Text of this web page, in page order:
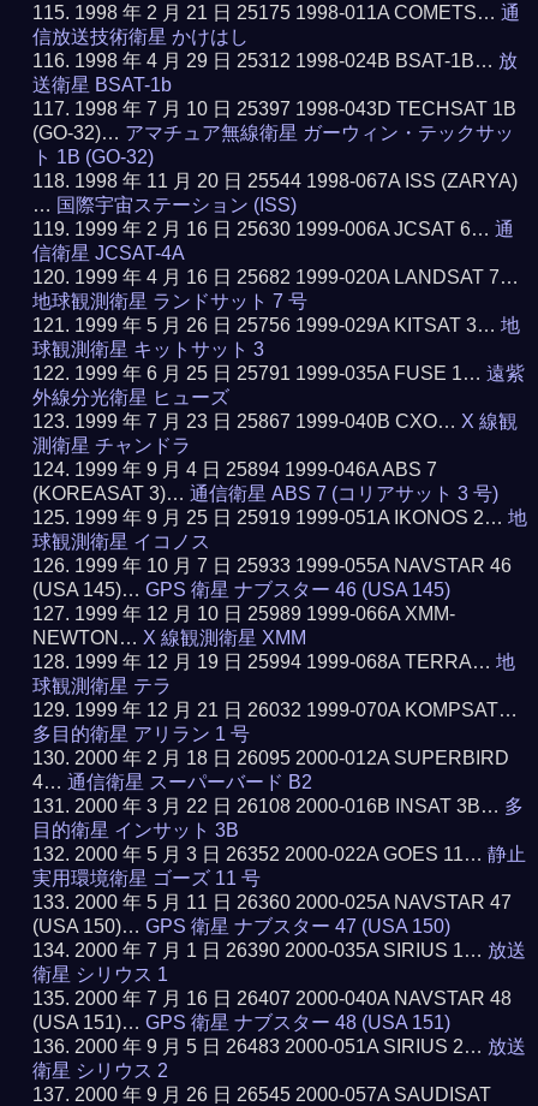
1998 年 2 月 21 日 25175 1998-011A COMETS…通
信放送技術衛星 かけはし
1998 年 4 月 29 日 25312 1998-024B BSAT-1B… 放
送衛星 BSAT-1b
1998 年 7 月 10 日 25397 1998-043D TECHSAT 1B
(GO-32)… アマチュア無線衛星 ガーウィン・テックサッ
ト 1B (GO-32)
1998 年 11 月 20 日 25544 1998-067A ISS (ZARYA)
… 国際宇宙ステーション (ISS)
1999 年 2 月 16 日 25630 1999-006A JCSAT 6…通
信衛星 JCSAT-4A
1999 年 4 月 16 日 25682 1999-020A LANDSAT 7…
地球観測衛星 ランドサット 7 号
1999 年 5 月 26 日 25756 1999-029A KITSAT 3…地
球観測衛星 キットサット 3
1999 年 6 月 25 日 25791 1999-035A FUSE 1…遠紫
外線分光衛星 ヒューズ
1999 年 7 月 23 日 25867 1999-040B CXO… X 線観
測衛星 チャンドラ
1999 年 9 月 4 日 25894 1999-046A ABS 7
(KOREASAT 3)…通信衛星 ABS 7 (コリアサット 3 号)
1999 年 9 月 25 日 25919 1999-051A IKONOS 2…地
球観測衛星 イコノス
1999 年 10 月 7 日 25933 1999-055A NAVSTAR 46
(USA 145)…GPS 衛星 ナブスター 46 (USA 145)
1999 年 12 月 10 日 25989 1999-066A XMM-
NEWTON… X 線観測衛星 XMM
1999 年 12 月 19 日 25994 1999-068A TERRA…地
球観測衛星 テラ
1999 年 12 月 21 日 26032 1999-070A KOMPSAT…
多目的衛星 アリラン 1 号
2000 年 2 月 18 日 26095 2000-012A SUPERBIRD
4…通信衛星 スーパーバード B2
2000 年 3 月 22 日 26108 2000-016B INSAT 3B… 多
目的衛星 インサット 3B
2000 年 5 月 3 日 26352 2000-022A GOES 11…静止
実用環境衛星 ゴーズ 11 号
2000 年 5 月 11 日 26360 2000-025A NAVSTAR 47
(USA 150)…GPS 衛星 ナブスター 47 (USA 150)
2000 年 7 月 1 日 26390 2000-035A SIRIUS 1… 放送
衛星 シリウス 1
2000 年 7 月 16 日 26407 2000-040A NAVSTAR 48
(USA 151)…GPS 衛星 ナブスター 48 (USA 151)
2000 年 9 月 5 日 26483 2000-051A SIRIUS 2… 放送
衛星 シリウス 2
2000 年 9 月 26 日 26545 2000-057A SAUDISAT